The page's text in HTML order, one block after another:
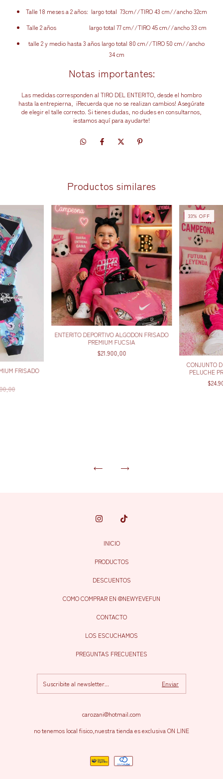
Talle 18 meses a 2 años: largo total 73cm//TIRO 43 cm//ancho 32cm
Talle 2 años largo total 77 cm//TIRO 45 cm//ancho 33 cm
talle 2 y medio hasta 3 años largo total 80 cm//TIRO 50 cm//ancho
34 cm
Notas importantes:
Las medidas corresponden al TIRO DEL ENTERITO, desde el hombro
hasta la entrepierna, ¡Recuerda que no se realizan cambios! Asegúrate
de elegir el talle correcto. Si tienes dudas, no dudes en consultarnos,
¡estamos aquí para ayudarte!
Productos similares
FRISADO
ENTERITO DEPORTIVO ALGODON FRISADO
PREMIUM FUCSIA
$21.900,00
33%OFF
CONJUNTO
PELUCHE
INICIO
PRODUCTOS
DESCUENTOS
COMO COMPRAR EN @NEWYEVEFUN
CONTACTO
LOS ESCUCHAMOS
PREGUNTAS FRECUENTES
carozani@hotmail.com
no tenemos local fisico,nuestra tienda es exclusiva ON LINE